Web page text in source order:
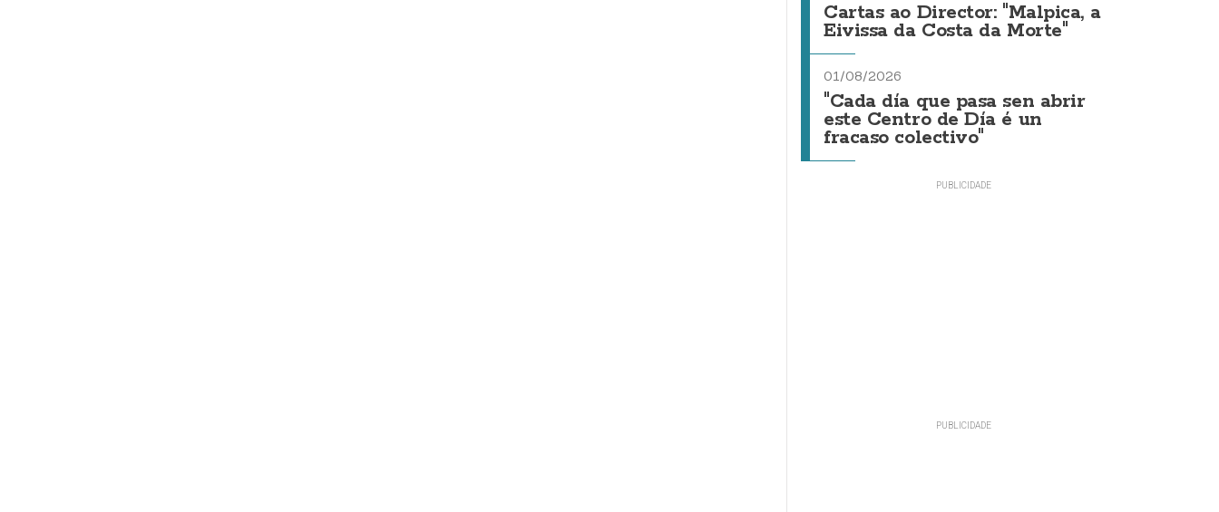
Cartas ao Director: "Malpica, a
Eivissa da Costa da Morte"
01/08/2026
"Cada día que pasa sen abrir
este Centro de Día é un
fracaso colectivo"